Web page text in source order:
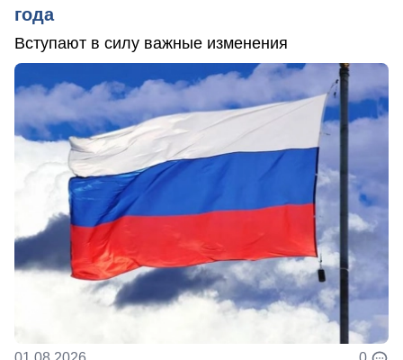
года
Вступают в силу важные изменения